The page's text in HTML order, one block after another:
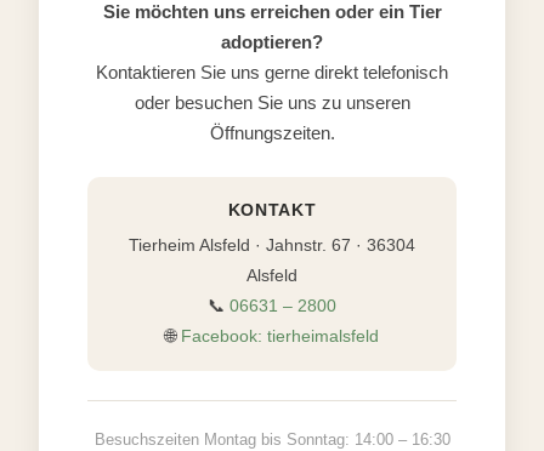
Sie möchten uns erreichen oder ein Tier
adoptieren?
Kontaktieren Sie uns gerne direkt telefonisch
oder besuchen Sie uns zu unseren
Öffnungszeiten.
KONTAKT
Tierheim Alsfeld · Jahnstr. 67 · 36304
Alsfeld
📞 06631 – 2800
🌐 Facebook: tierheimalsfeld
Besuchszeiten Montag bis Sonntag: 14:00 – 16:30